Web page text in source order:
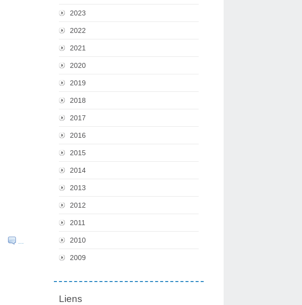
…
2023
2022
2021
2020
2019
2018
2017
2016
2015
2014
2013
2012
2011
2010
2009
Liens